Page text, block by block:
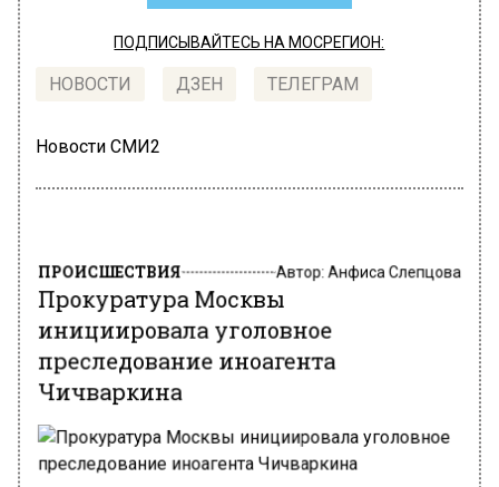
ПОДПИСЫВАЙТЕСЬ НА МОСРЕГИОН:
НОВОСТИ ДЗЕН ТЕЛЕГРАМ
Новости СМИ2
ПРОИСШЕСТВИЯ Автор: Анфиса Слепцова
Прокуратура Москвы
инициировала уголовное
преследование иноагента
Чичваркина